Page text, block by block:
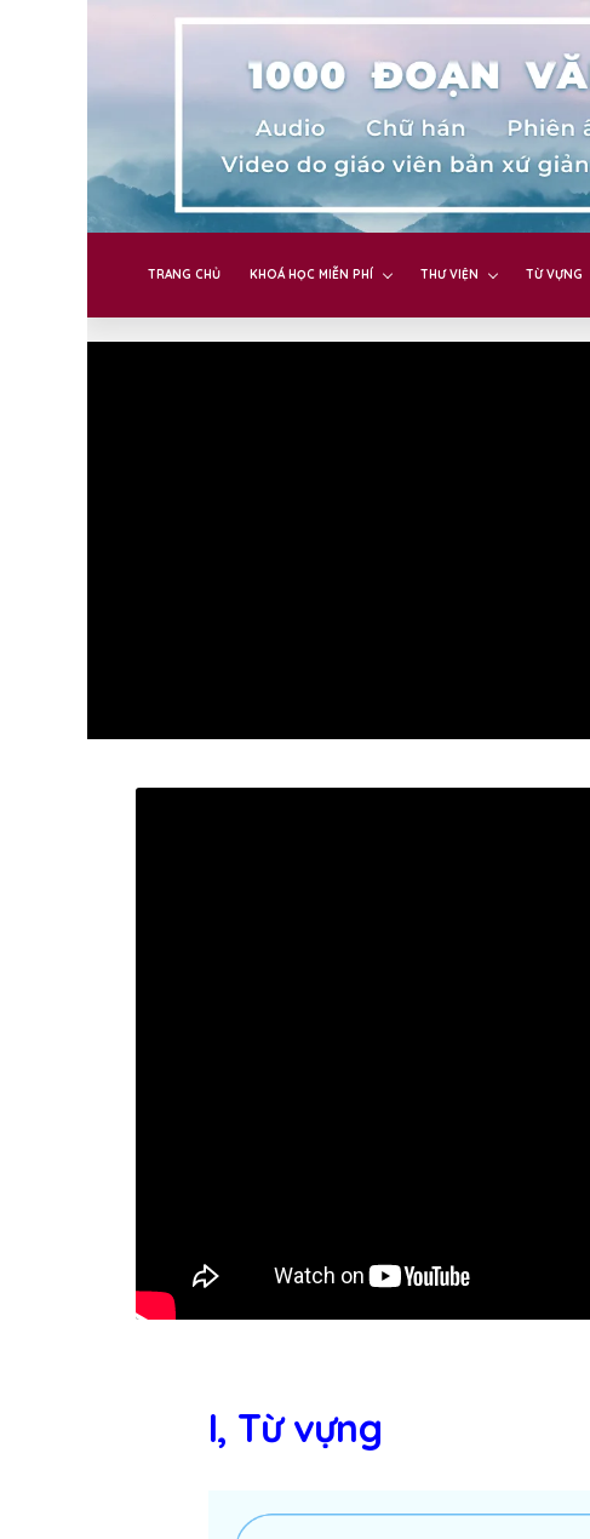
TRANG CHỦ KHOÁ HỌC MIỄN PHÍ THƯ VIỆN TỪ VỰNG
I, Từ vựng